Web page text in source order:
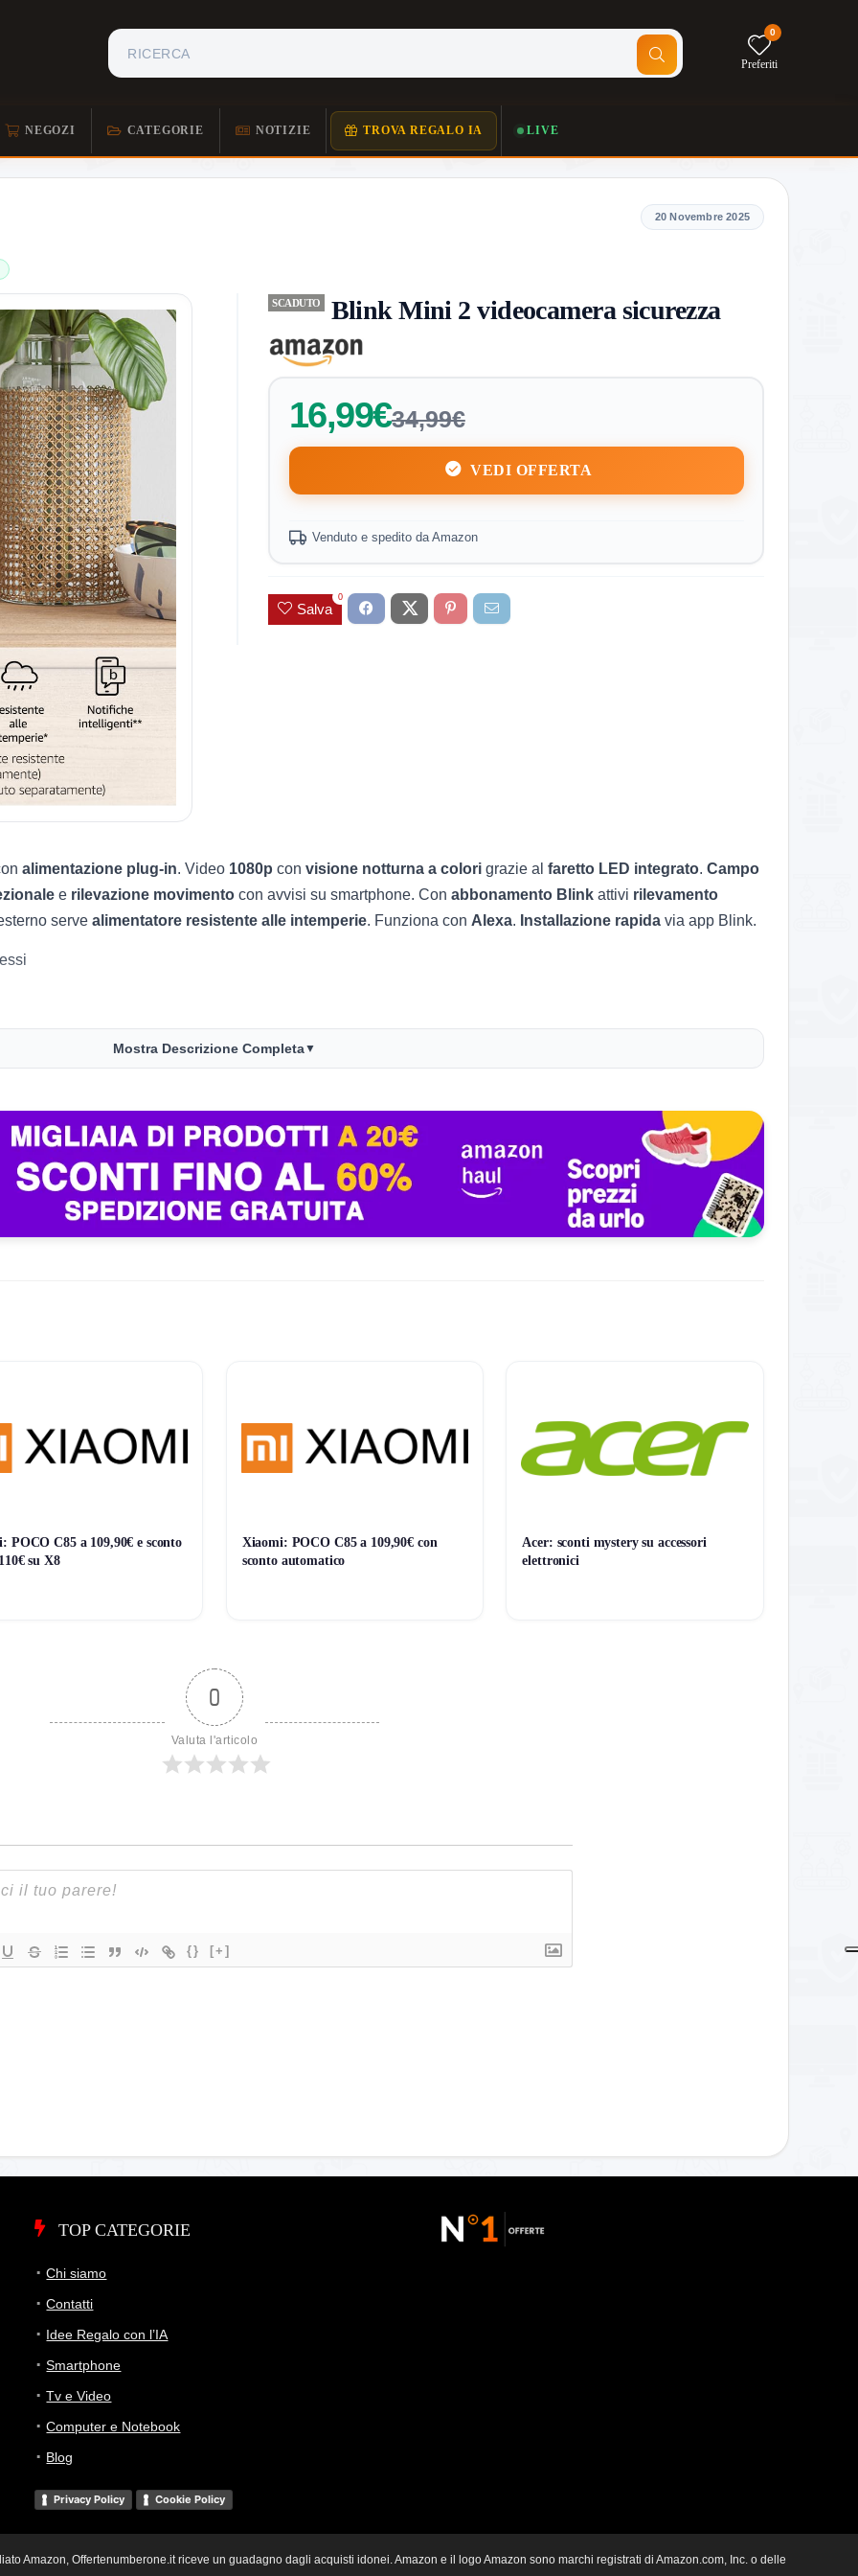
0
Preferiti
NEGOZI CATEGORIE NOTIZIE TROVA REGALO IA LIVE
SCADUTO Blink Mini 2 videocamera sicurezza
16,99€34,99€
VEDI OFFERTA
Venduto e spedito da Amazon
Salva
0
20 Novembre 2025
alimentazione plug‑in. Video 1080p con visione notturna a colori grazie al faretto LED integrato. Campo
e rilevazione movimento con avvisi su smartphone. Con abbonamento Blink attivi rilevamento
serve alimentatore resistente alle intemperie. Funziona con Alexa. Installazione rapida via app Blink.
Mostra Descrizione Completa▼
POCO C85 a 109,90€ e sconto
su X8
Xiaomi: POCO C85 a 109,90€ con
sconto automatico
Acer: sconti mystery su accessori
elettronici
0
Valuta l'articolo
{} [+]
TOP CATEGORIE
Chi siamo
Contatti
Idee Regalo con l’IA
Smartphone
Tv e Video
Computer e Notebook
Blog
Privacy Policy Cookie Policy
Amazon, Offertenumberone.it riceve un guadagno dagli acquisti idonei. Amazon e il logo Amazon sono marchi registrati di Amazon.com, Inc. o delle